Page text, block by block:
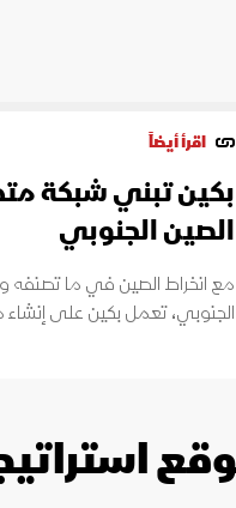
اقرأ أيضاً
بكين تبني شبكة
الصين الجنوبي
مع انخراط الصين في ما تصنفه
الجنوبي، تعمل بكين على إنشاء